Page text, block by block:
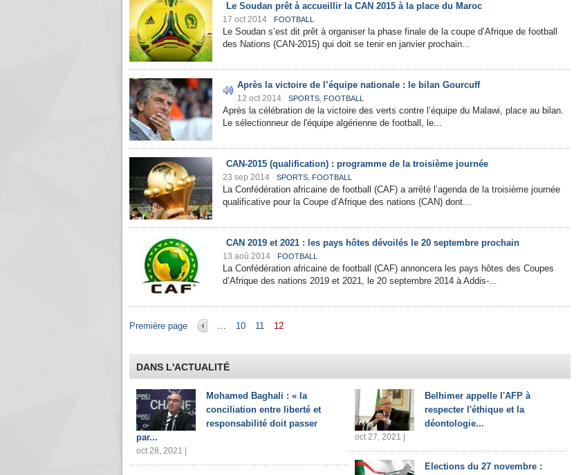
Le Soudan prêt à accueillir la CAN 2015 à la place du Maroc
17 oct 2014 FOOTBALL
Le Soudan s’est dit prêt à organiser la phase finale de la coupe d’Afrique de football
des Nations (CAN-2015) qui doit se tenir en janvier prochain...
Après la victoire de l’équipe nationale : le bilan Gourcuff
12 oct 2014 SPORTS, FOOTBALL
Après la célébration de la victoire des verts contre l’équipe du Malawi, place au bilan.
Le sélectionneur de l'équipe algérienne de football, le...
CAN-2015 (qualification) : programme de la troisième journée
23 sep 2014 SPORTS, FOOTBALL
La Confédération africaine de football (CAF) a arrêté l’agenda de la troisième journée
qualificative pour la Coupe d’Afrique des nations (CAN) dont...
CAN 2019 et 2021 : les pays hôtes dévoilés le 20 septembre prochain
13 aoû 2014 FOOTBALL
La Confédération africaine de football (CAF) annoncera les pays hôtes des Coupes
d’Afrique des nations 2019 et 2021, le 20 septembre 2014 à Addis-...
Pages
Première page … 10 11 12
DANS L'ACTUALITÉ
Mohamed Baghali : « la
conciliation entre liberté et
responsabilité doit passer
par...
oct 28, 2021 |
Belhimer appelle l'AFP à
respecter l'éthique et la
déontologie...
oct 27, 2021 |
Elections du 27 novembre :